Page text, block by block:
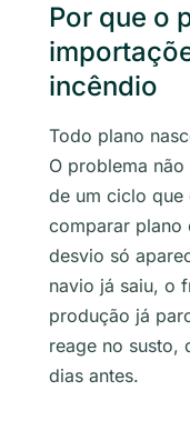
Por que o
incêndio
Todo plano
O problema
de um ciclo que
comparar plano
desvio só
navio já saiu, o
produção já
reage no susto,
dias antes.